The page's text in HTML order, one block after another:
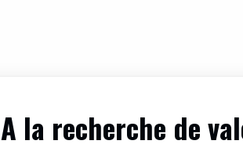
A la recherche de